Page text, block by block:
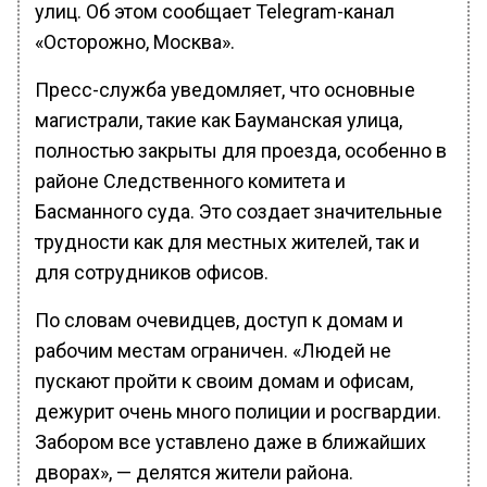
улиц. Об этом сообщает Telegram-канал
«Осторожно, Москва».
Пресс-служба уведомляет, что основные
магистрали, такие как Бауманская улица,
полностью закрыты для проезда, особенно в
районе Следственного комитета и
Басманного суда. Это создает значительные
трудности как для местных жителей, так и
для сотрудников офисов.
По словам очевидцев, доступ к домам и
рабочим местам ограничен. «Людей не
пускают пройти к своим домам и офисам,
дежурит очень много полиции и росгвардии.
Забором все уставлено даже в ближайших
дворах», — делятся жители района.